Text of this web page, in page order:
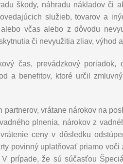
škody, náhradu nákladov či
služieb, tovarov a
včas alebo z dôvodu
či nevyužitia zliav, výhod
čas, prevádzkový poriadok,
a benefitov, ktoré určil
vrátane nárokov na
plnenia, nárokov z
ceny v dôsledku
povinný uplatňovať priamo voči
prípade, že sú súčasťou